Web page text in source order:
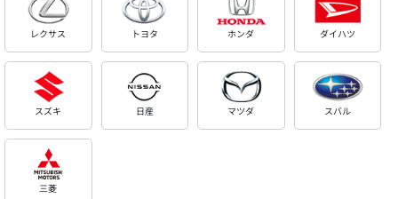
レクサス トヨタ ホンダ ダイハツ
スズキ 日産 マツダ スバル
三菱